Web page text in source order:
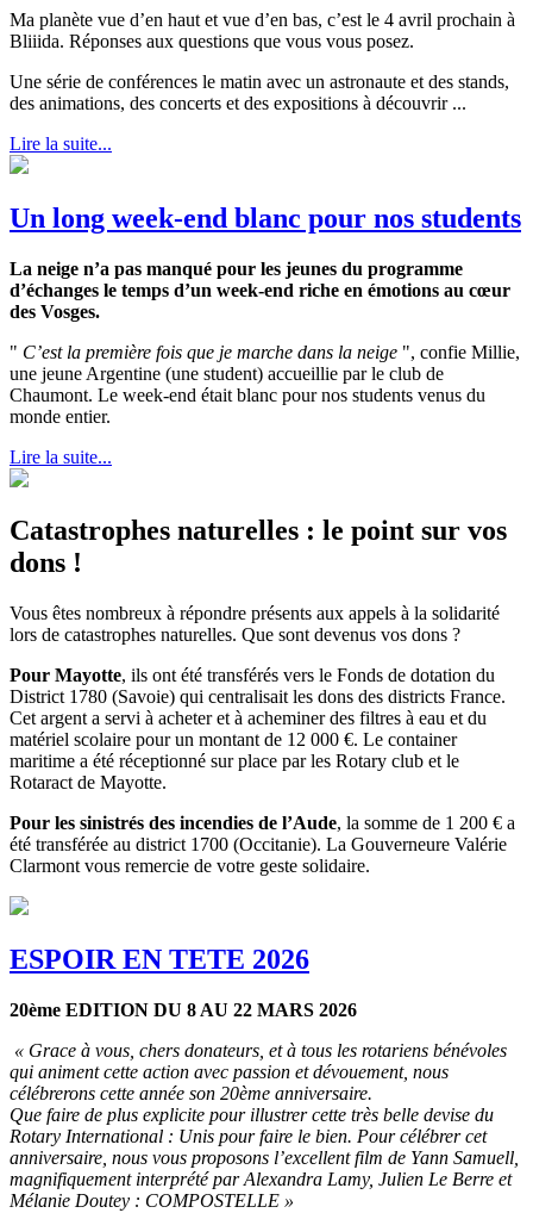
Ma planète vue d’en haut et vue d’en bas, c’est le 4 avril prochain à
Bliiida. Réponses aux questions que vous vous posez.
Une série de conférences le matin avec un astronaute et des stands,
des animations, des concerts et des expositions à découvrir ...
Lire la suite...
Un long week-end blanc pour nos students
La neige n’a pas manqué pour les jeunes du programme
d’échanges le temps d’un week-end riche en émotions au cœur
des Vosges.
" C’est la première fois que je marche dans la neige ", confie Millie,
une jeune Argentine (une student) accueillie par le club de
Chaumont. Le week-end était blanc pour nos students venus du
monde entier.
Lire la suite...
Catastrophes naturelles : le point sur vos
dons !
Vous êtes nombreux à répondre présents aux appels à la solidarité
lors de catastrophes naturelles. Que sont devenus vos dons ?
Pour Mayotte, ils ont été transférés vers le Fonds de dotation du
District 1780 (Savoie) qui centralisait les dons des districts France.
Cet argent a servi à acheter et à acheminer des filtres à eau et du
matériel scolaire pour un montant de 12 000 €. Le container
maritime a été réceptionné sur place par les Rotary club et le
Rotaract de Mayotte.
Pour les sinistrés des incendies de l’Aude, la somme de 1 200 € a
été transférée au district 1700 (Occitanie). La Gouverneure Valérie
Clarmont vous remercie de votre geste solidaire.
ESPOIR EN TETE 2026
20ème EDITION DU 8 AU 22 MARS 2026
« Grace à vous, chers donateurs, et à tous les rotariens bénévoles
qui animent cette action avec passion et dévouement, nous
célébrerons cette année son 20ème anniversaire.
Que faire de plus explicite pour illustrer cette très belle devise du
Rotary International : Unis pour faire le bien. Pour célébrer cet
anniversaire, nous vous proposons l’excellent film de Yann Samuell,
magnifiquement interprété par Alexandra Lamy, Julien Le Berre et
Mélanie Doutey : COMPOSTELLE »